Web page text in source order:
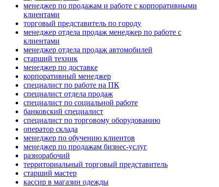
менеджер по продажам и работе с корпоративными
клиентами
торговый представитель по городу
менеджер отдела продаж менеджер по работе с
клиентами
менеджер отдела продаж автомобилей
старший техник
менеджер по доставке
корпоративный менеджер
специалист по работе на ПК
специалист отдела продаж
специалист по социальной работе
банковский специалист
специалист по торговому оборудованию
оператор склада
менеджер по обучению клиентов
менеджер по продажам бизнес-услуг
разнорабочий
территориальный торговый представитель
старший мастер
кассир в магазин одежды